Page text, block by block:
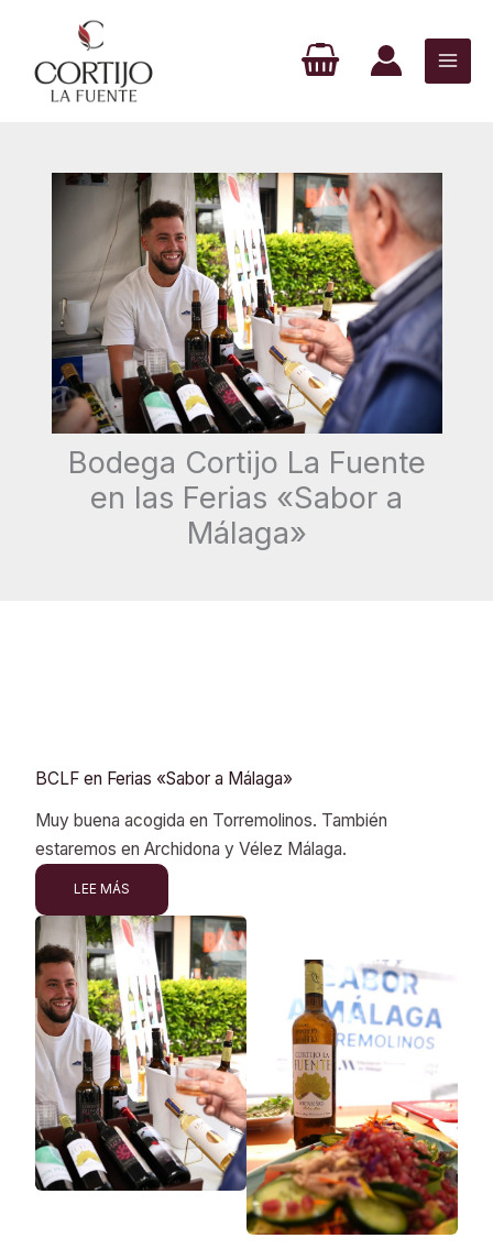
contenido
Bodega Cortijo La Fuente
en las Ferias «Sabor a
Málaga»
BCLF en Ferias «Sabor a Málaga»
Muy buena acogida en Torremolinos. También
estaremos en Archidona y Vélez Málaga.
LEE MÁS